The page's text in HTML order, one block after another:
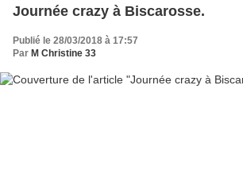
Journée crazy à Biscarosse.
Publié le 28/03/2018 à 17:57
Par M Christine 33